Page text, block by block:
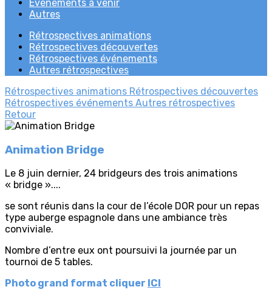
Evénements à venir
Autres
Rétrospectives animations
Rétrospectives découvertes
Rétrospectives événements
Autres rétrospectives
Rétrospectives animations Rétrospectives découvertes
Rétrospectives événements Autres rétrospectives
Retour
Animation Bridge
Le 8 juin dernier, 24 bridgeurs des trois animations
« bridge »....
se sont réunis dans la cour de l’école DOR pour un repas
type auberge espagnole dans une ambiance très
conviviale.
Nombre d’entre eux ont poursuivi la journée par un
tournoi de 5 tables.
Photo grand format cliquer ICI